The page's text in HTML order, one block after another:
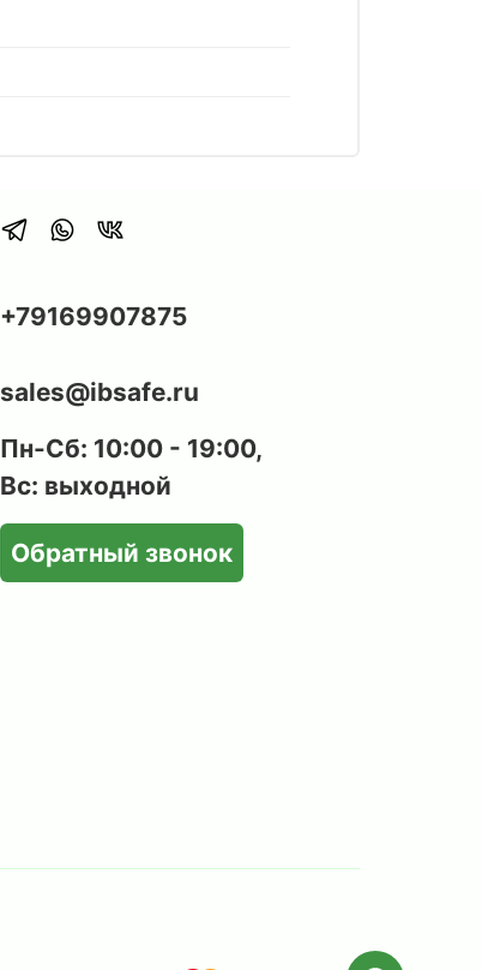
+79169907875
sales@ibsafe.ru
Пн-Сб: 10:00 - 19:00,
Вс: выходной
Обратный звонок